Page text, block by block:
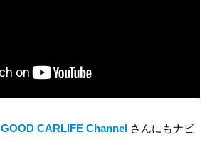
GOOD CARLIFE Channel
さんにもナビ